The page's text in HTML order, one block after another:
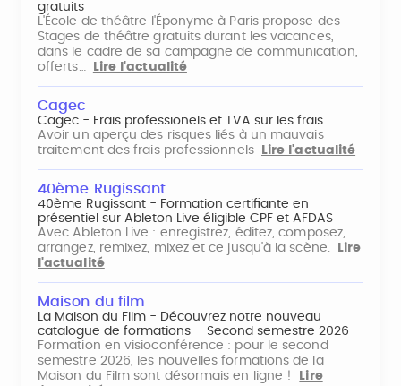
gratuits
L'École de théâtre l'Éponyme à Paris propose des
Stages de théâtre gratuits durant les vacances,
dans le cadre de sa campagne de communication,
offerts…
Lire l'actualité
Cagec
Cagec - Frais professionels et TVA sur les frais
Avoir un aperçu des risques liés à un mauvais
traitement des frais professionnels
Lire l'actualité
40ème Rugissant
40ème Rugissant - Formation certifiante en
présentiel sur Ableton Live éligible CPF et AFDAS
Avec Ableton Live : enregistrez, éditez, composez,
arrangez, remixez, mixez et ce jusqu'à la scène.
Lire
l'actualité
Maison du film
La Maison du Film - Découvrez notre nouveau
catalogue de formations – Second semestre 2026
Formation en visioconférence : pour le second
semestre 2026, les nouvelles formations de la
Maison du Film sont désormais en ligne !
Lire